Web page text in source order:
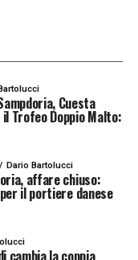
le foto
le foto
Cuesta
Trofeo Doppio Malto:
Dario Bartolucci
affare chiuso:
il portiere danese
cambia la coppia